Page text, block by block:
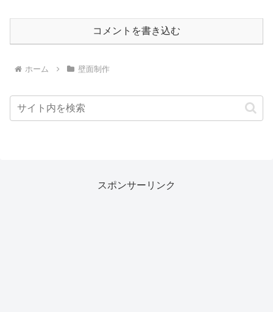
コメントを書き込む
ホーム 壁面制作
スポンサーリンク